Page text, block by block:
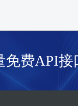
免费API接